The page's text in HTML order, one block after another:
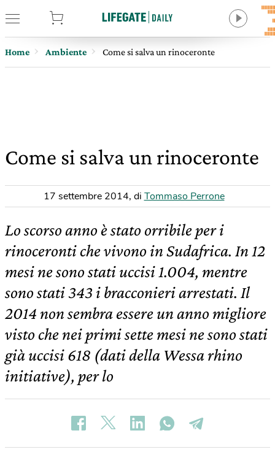
Home Ambiente Come si salva un rinoceronte
Come si salva un rinoceronte
17 settembre 2014, di Tommaso Perrone
Lo scorso anno è stato orribile per i
rinoceronti che vivono in Sudafrica. In 12
mesi ne sono stati uccisi 1.004, mentre
sono stati 343 i bracconieri arrestati. Il
2014 non sembra essere un anno migliore
visto che nei primi sette mesi ne sono stati
già uccisi 618 (dati della Wessa rhino
initiative), per lo